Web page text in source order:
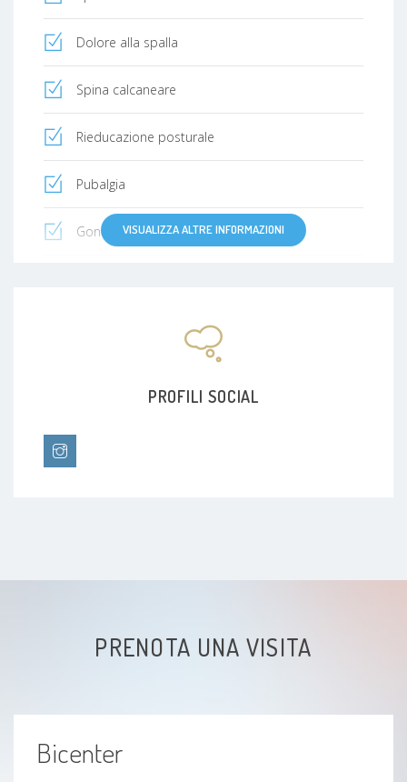
Dolore alla spalla
Spina calcaneare
Rieducazione posturale
Pubalgia
Gonartrosi (artrosi del ginocchio)
VISUALIZZA ALTRE INFORMAZIONI
PROFILI SOCIAL
PRENOTA UNA VISITA
Bicenter